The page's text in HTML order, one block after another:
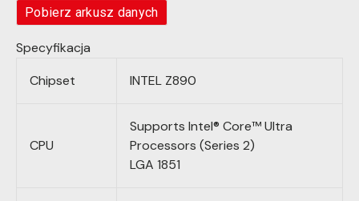
Pobierz arkusz danych
Specyfikacja
Chipset
INTEL Z890
CPU
Supports Intel® Core™ Ultra
Processors (Series 2)
LGA 1851